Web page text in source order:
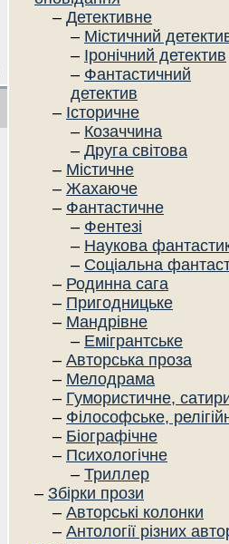
– Детективне
– Містичний
– Іронічний детектив
– Фантастичний
детектив
– Історичне
– Козаччина
– Друга світова
– Містичне
– Жахаюче
– Фантастичне
– Фентезі
– Наукова
– Соціальна
– Родинна сага
– Пригодницьке
– Мандрівне
– Емігрантське
– Авторська проза
– Мелодрама
– Гумористичне,
– Філософське,
– Біографічне
– Психологічне
– Триллер
– Збірки прози
– Авторські колонки
– Антології різних